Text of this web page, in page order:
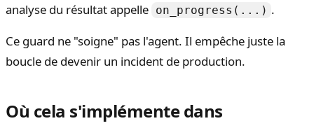
analyse du résultat appelle on_progress(...) .
Ce guard ne "soigne" pas l'agent. Il empêche juste la
boucle de devenir un incident de production.
Où cela s'implémente dans